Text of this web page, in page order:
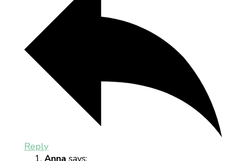
Reply
Anna says: